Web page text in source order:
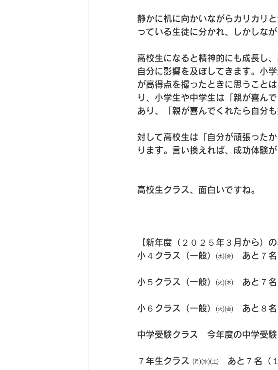
静かに机に向かいながらカリカリ
っている生徒に分かれ、しかしな
高校生になると精神的にも成長し
自分に影響を及ぼしてきます。小
が高得点を撮ったときに思うこと
り、小学生や中学生は「親が喜ん
あり、「親が喜んでくれたら自分
対して高校生は「自分が頑張った
ります。言い換えれば、成功体験
高校生クラス、面白いですね。
【新年度（２０２５年３月から）の
小４クラス（一般）㈬㈮　あと７名
小５クラス（一般）㈫㈭　あと７名
小６クラス（一般）㈫㈮　あと８名
中学受験クラス　今年度の中学受
７年生クラス ㈪㈬㈯　あと７名（